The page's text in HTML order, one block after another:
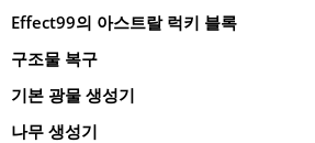
Effect99의 아스트랄 럭키 블록
구조물 복구
기본 광물 생성기
나무 생성기